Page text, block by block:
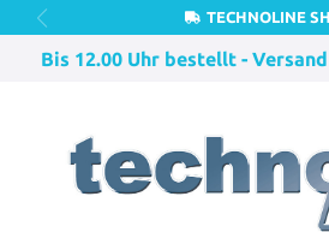
Zum Hauptinhalt springenTECHNOLINE
Bis 12.00 Uhr bestellt -